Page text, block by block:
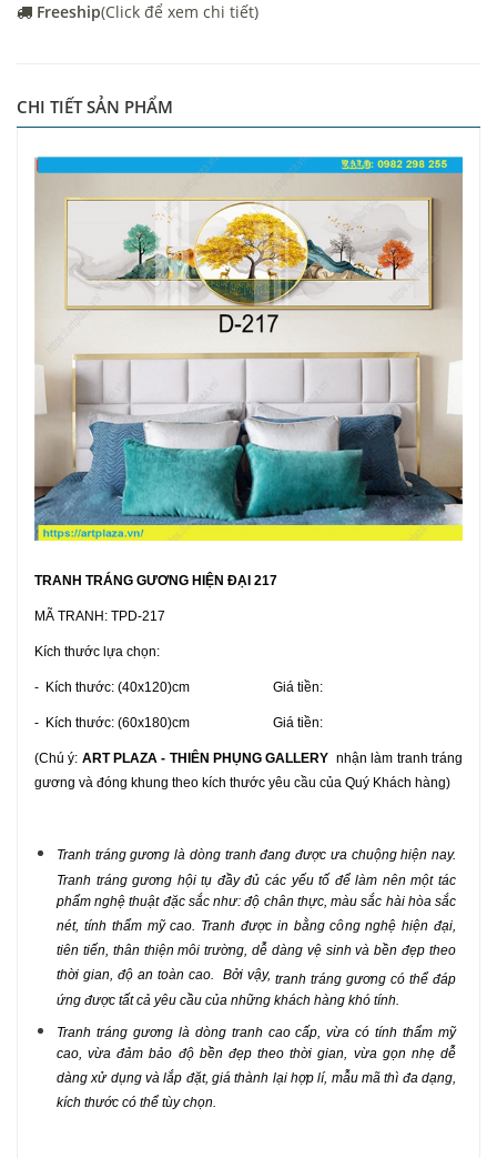
Freeship(Click để xem chi tiết)
CHI TIẾT SẢN PHẨM
TRANH TRÁNG GƯƠNG HIỆN ĐẠI 217
MÃ TRANH: TPD-217
Kích thước lựa chọn:
- Kích thước: (40x120)cm Giá tiền:
- Kích thước: (60x180)cm Giá tiền:
(Chú ý: ART PLAZA - THIÊN PHỤNG GALLERY nhận làm tranh tráng
gương và đóng khung theo kích thước yêu cầu của Quý Khách hàng)
Tranh tráng gương là dòng tranh đang được ưa chuộng hiện nay.
Tranh tráng gương hội tụ đầy đủ các yếu tố để làm nên một tác
phẩm nghệ thuật đặc sắc như: độ chân thực, màu sắc hài hòa sắc
nét, tính thẩm mỹ cao. Tranh được in bằng công nghệ hiện đại,
tiên tiến, thân thiện môi trường, dễ dàng vệ sinh và bền đẹp theo
thời gian, độ an toàn cao. Bởi vậy, tranh tráng gương có thể đáp
ứng được tất cả yêu cầu của những khách hàng khó tính.
Tranh tráng gươnglà dòng tranh cao cấp, vừa có tính thẩm mỹ
cao, vừa đảm bảo độ bền đẹp theo thời gian, vừa gọn nhẹ dễ
dàng xử dụng và lắp đặt, giá thành lại hợp lí, mẫu mã thì đa dạng,
kích thước có thể tùy chọn.